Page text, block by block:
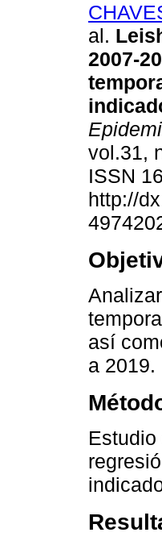
al.
2007-
vol.31,
ISSN
http://
así
a 2019.